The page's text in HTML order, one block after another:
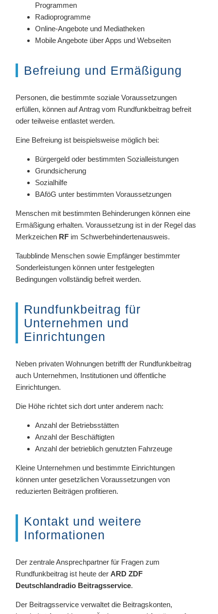
Programmen
Radioprogramme
Online-Angebote und Mediatheken
Mobile Angebote über Apps und Webseiten
Befreiung und Ermäßigung
Personen, die bestimmte soziale Voraussetzungen
erfüllen, können auf Antrag vom Rundfunkbeitrag befreit
oder teilweise entlastet werden.
Eine Befreiung ist beispielsweise möglich bei:
Bürgergeld oder bestimmten Sozialleistungen
Grundsicherung
Sozialhilfe
BAföG unter bestimmten Voraussetzungen
Menschen mit bestimmten Behinderungen können eine
Ermäßigung erhalten. Voraussetzung ist in der Regel das
Merkzeichen RF im Schwerbehindertenausweis.
Taubblinde Menschen sowie Empfänger bestimmter
Sonderleistungen können unter festgelegten
Bedingungen vollständig befreit werden.
Rundfunkbeitrag für
Unternehmen und
Einrichtungen
Neben privaten Wohnungen betrifft der Rundfunkbeitrag
auch Unternehmen, Institutionen und öffentliche
Einrichtungen.
Die Höhe richtet sich dort unter anderem nach:
Anzahl der Betriebsstätten
Anzahl der Beschäftigten
Anzahl der betrieblich genutzten Fahrzeuge
Kleine Unternehmen und bestimmte Einrichtungen
können unter gesetzlichen Voraussetzungen von
reduzierten Beiträgen profitieren.
Kontakt und weitere
Informationen
Der zentrale Ansprechpartner für Fragen zum
Rundfunkbeitrag ist heute derARD ZDF
Deutschlandradio Beitragsservice.
Der Beitragsservice verwaltet die Beitragskonten,